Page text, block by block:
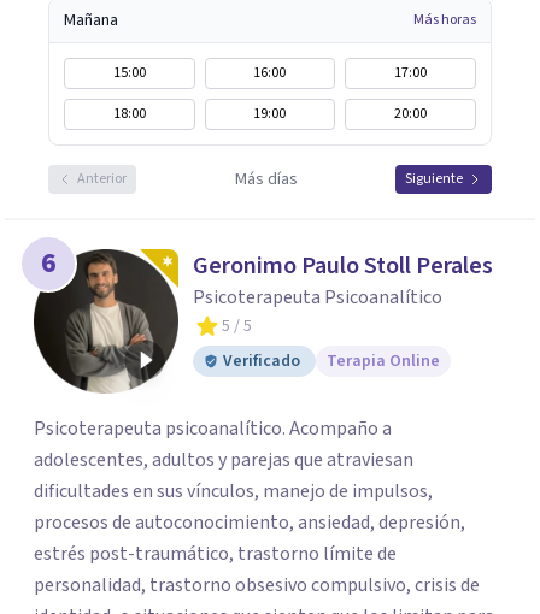
Mañana Más horas
15:00 16:00
17:00
18:00
19:00 20:00
Anterior Más días Siguiente
6 Geronimo Paulo Stoll Perales
Psicoterapeuta Psicoanalítico
5 / 5
Verificado
Terapia Online
Psicoterapeuta psicoanalítico. Acompaño a
adolescentes, adultos y parejas que atraviesan
dificultades en sus vínculos, manejo de impulsos,
procesos de autoconocimiento, ansiedad, depresión,
estrés post-traumático, trastorno límite de
personalidad, trastorno obsesivo compulsivo, crisis de